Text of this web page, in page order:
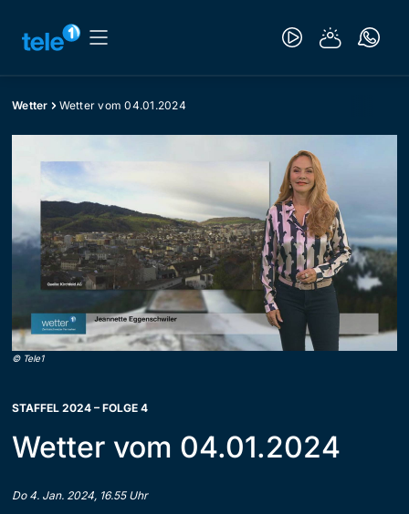
Wetter Wetter vom 04.01.2024
© Tele1
STAFFEL 2024 – FOLGE 4
Wetter vom 04.01.2024
Do 4. Jan. 2024, 16.55 Uhr